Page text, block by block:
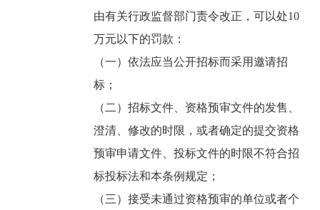
由有关行政监督部门责令改正，可以处10
万元以下的罚款：
（一）依法应当公开招标而采用邀请招
标；
（二）招标文件、资格预审文件的发售、
澄清、修改的时限，或者确定的提交资格
预审申请文件、投标文件的时限不符合招
标投标法和本条例规定；
（三）接受未通过资格预审的单位或者个